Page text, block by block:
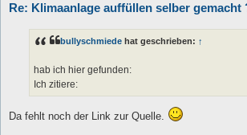
Re: Klimaanlage auffüllen selber gemacht
bullyschmiede hat geschrieben: ↑
hab ich hier gefunden:
Ich zitiere:
Da fehlt noch der Link zur Quelle.